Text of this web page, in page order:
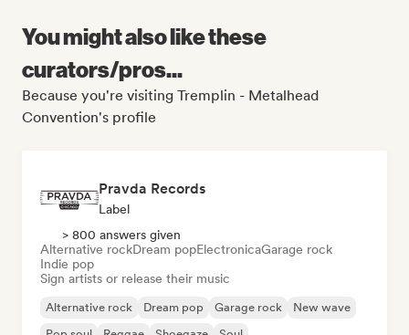
You might also like these
curators/pros...
Because you're visiting Tremplin - Metalhead
Convention's profile
Pravda Records
Label
> 800 answers given
Alternative rockDream popElectronicaGarage rock
Indie pop
Sign artists or release their music
Alternative rock Dream pop Garage rock
New wave